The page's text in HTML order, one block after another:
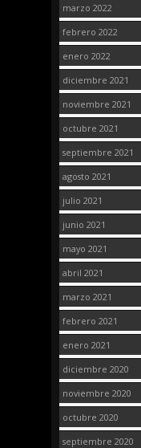
marzo 2022
febrero 2022
enero 2022
diciembre 2021
noviembre 2021
octubre 2021
septiembre 2021
agosto 2021
julio 2021
junio 2021
mayo 2021
abril 2021
marzo 2021
febrero 2021
enero 2021
diciembre 2020
noviembre 2020
octubre 2020
septiembre 2020